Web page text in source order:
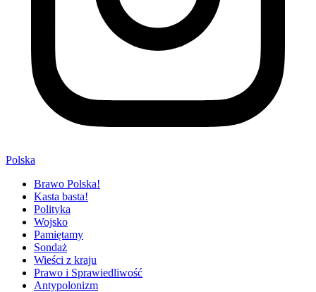
Polska
Brawo Polska!
Kasta basta!
Polityka
Wojsko
Pamiętamy
Sondaż
Wieści z kraju
Prawo i Sprawiedliwość
Antypolonizm